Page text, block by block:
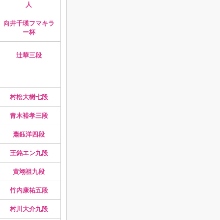
人
向井千瑛フマキラ
ー杯
辻華三段
村松大樹七段
青木裕孝三段
蕭鈺洋四段
王銘エン九段
黄翊祖九段
竹内康祐五段
村川大介九段